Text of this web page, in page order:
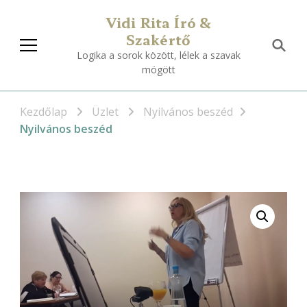
Vidi Rita Író &
Szakértő
Logika a sorok között, lélek a szavak
mögött
Kezdőlap Üzlet
Nyilvános beszéd
Nyilvános beszéd